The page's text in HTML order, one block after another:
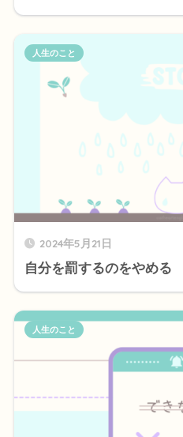
2024年5月21日
自分を罰するのをやめる
人生のこと
人生のこと